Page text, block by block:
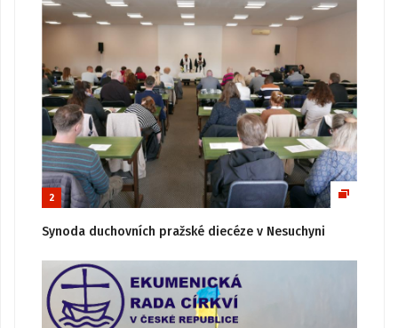
2
Synoda duchovních pražské diecéze v Nesuchyni